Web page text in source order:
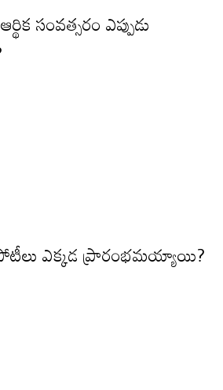
సంవత్సరం ఎప్పుడు
ఎక్కడ ప్రారంభమయ్యాయి?